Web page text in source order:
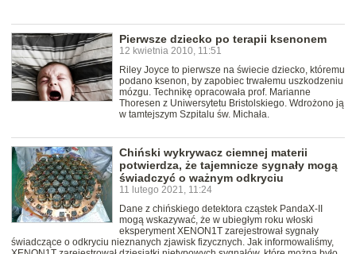
Pierwsze dziecko po terapii ksenonem
12 kwietnia 2010, 11:51
Riley Joyce to pierwsze na świecie dziecko, któremu
podano ksenon, by zapobiec trwałemu uszkodzeniu
mózgu. Technikę opracowała prof. Marianne
Thoresen z Uniwersytetu Bristolskiego. Wdrożono ją
w tamtejszym Szpitalu św. Michała.
Chiński wykrywacz ciemnej materii
potwierdza, że tajemnicze sygnały mogą
świadczyć o ważnym odkryciu
11 lutego 2021, 11:24
Dane z chińskiego detektora cząstek PandaX-II
mogą wskazywać, że w ubiegłym roku włoski
eksperyment XENON1T zarejestrował sygnały
świadczące o odkryciu nieznanych zjawisk fizycznych. Jak informowaliśmy,